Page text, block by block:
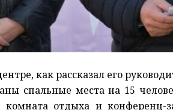
как рассказал его
спальные места на 15
комната отдыха и конференц-